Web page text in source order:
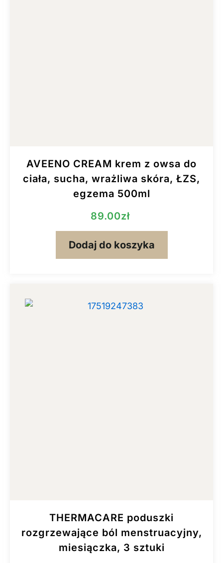
AVEENO CREAM krem z owsa do
ciała, sucha, wrażliwa skóra, ŁZS,
egzema 500ml
89.00zł
Dodaj do koszyka
THERMACARE poduszki
rozgrzewające ból menstruacyjny,
miesiączka, 3 sztuki